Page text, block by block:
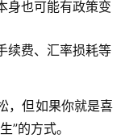
身也可能有政策变
续费、汇率损耗等
，但如果你就是喜
”的方式。